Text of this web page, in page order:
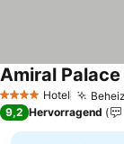
4 Sterne Hotel
Amiral
9,2 Hervorragend